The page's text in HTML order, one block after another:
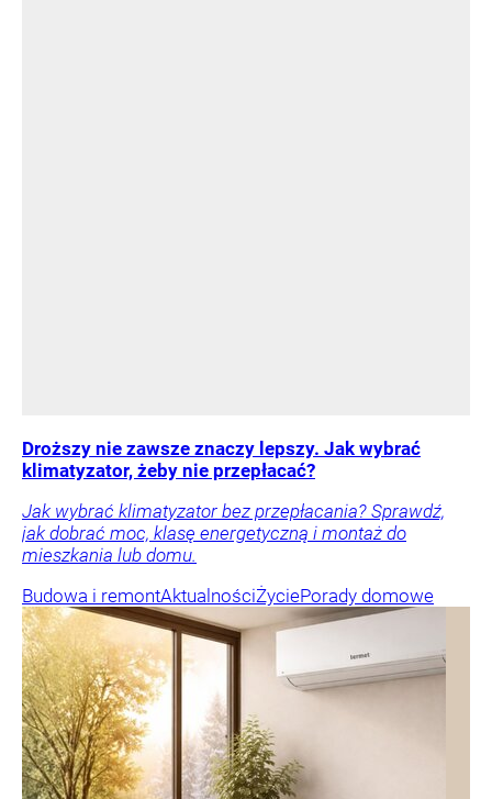
Droższy nie zawsze znaczy lepszy. Jak wybrać
klimatyzator, żeby nie przepłacać?
Jak wybrać klimatyzator bez przepłacania? Sprawdź,
jak dobrać moc, klasę energetyczną i montaż do
mieszkania lub domu.
Budowa i remontAktualnościŻyciePorady domowe